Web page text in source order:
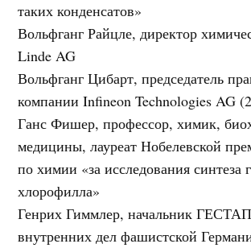
таких конденсатов»
Вольфганг Райцле, директор
Linde AG
Вольфганг Цибарт, председатель
компании Infineon Technologies AG
Ганс Фишер, профессор, химик,
медицины, лауреат Нобелевской
по химии «за исследования синтеза
хлорофилла»
Генрих Гиммлер, начальник
внутренних дел фашистской